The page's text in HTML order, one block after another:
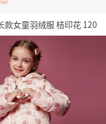
女童羽绒服 桔印花 120